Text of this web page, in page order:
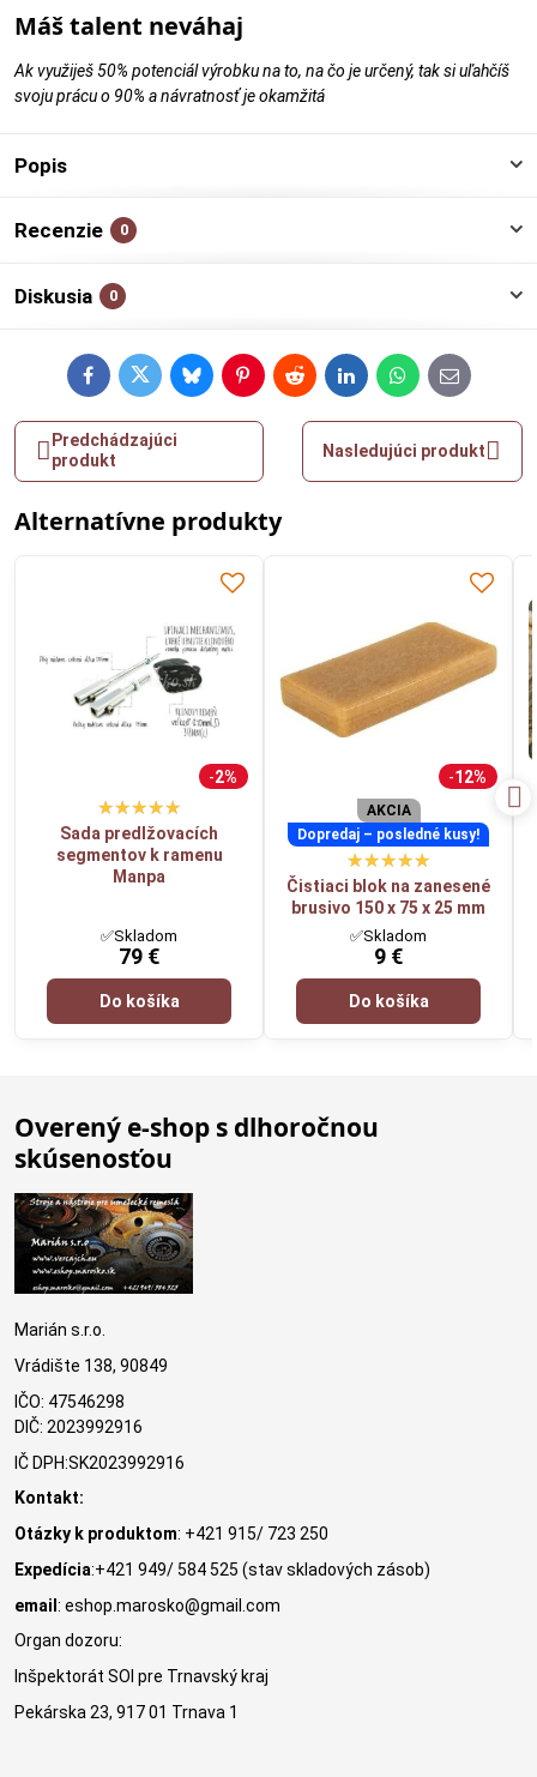
Máš talent neváhaj
Ak využiješ 50% potenciál výrobku na to, na čo je určený, tak si uľahčíš
svoju prácu o 90% a návratnosť je okamžitá
Popis
Recenzie 0
Diskusia 0
FacebookTwitterBlueskyPinterestRedditLinkedInWhatsApp
E-
mail
Predchádzajúci
produkt
Nasledujúci produkt
Alternatívne produkty
2%
Sada predlžovacích
segmentov k ramenu
Manpa
✅Skladom
79 €
Do košíka
12%
AKCIA
Dopredaj – posledné kusy!
Čistiaci blok na zanesené
brusivo 150 x 75 x 25 mm
✅Skladom
9 €
Do košíka
Overený e-shop s dlhoročnou
skúsenosťou
Marián s.r.o.
Vrádište 138, 90849
IČO: 47546298
DIČ: 2023992916
IČ DPH:SK2023992916
Kontakt:
Otázky k produktom: +421 915/ 723 250
Expedícia:+421 949/ 584 525 (stav skladových zásob)
email : eshop.marosko@gmail.com
Organ dozoru:
Inšpektorát SOI pre Trnavský kraj
Pekárska 23, 917 01 Trnava 1